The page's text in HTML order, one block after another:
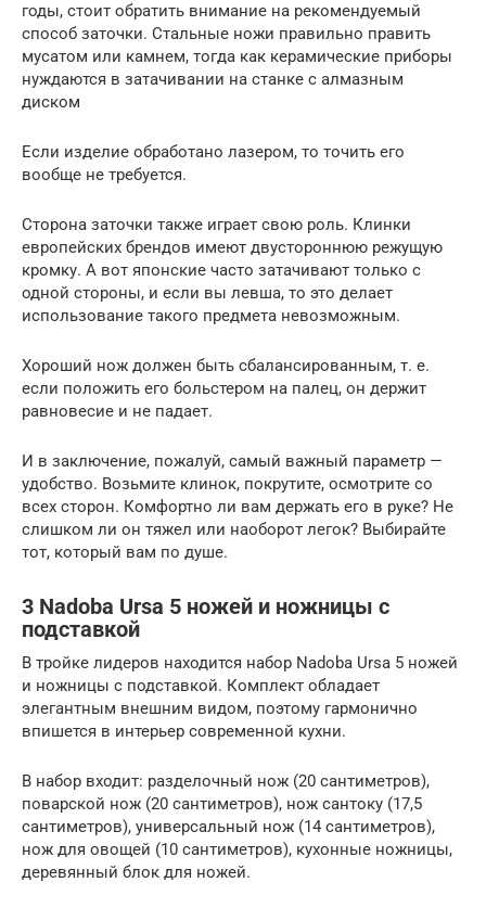
годы, стоит обратить внимание на рекомендуемый
способ заточки. Стальные ножи правильно править
мусатом или камнем, тогда как керамические приборы
нуждаются в затачивании на станке с алмазным
диском
Если изделие обработано лазером, то точить его
вообще не требуется.
Сторона заточки также играет свою роль. Клинки
европейских брендов имеют двустороннюю режущую
кромку. А вот японские часто затачивают только с
одной стороны, и если вы левша, то это делает
использование такого предмета невозможным.
Хороший нож должен быть сбалансированным, т. е.
если положить его больстером на палец, он держит
равновесие и не падает.
И в заключение, пожалуй, самый важный параметр —
удобство. Возьмите клинок, покрутите, осмотрите со
всех сторон. Комфортно ли вам держать его в руке? Не
слишком ли он тяжел или наоборот легок? Выбирайте
тот, который вам по душе.
3 Nadoba Ursa 5 ножей и ножницы с
подставкой
В тройке лидеров находится набор Nadoba Ursa 5 ножей
и ножницы с подставкой. Комплект обладает
элегантным внешним видом, поэтому гармонично
впишется в интерьер современной кухни.
В набор входит: разделочный нож (20 сантиметров),
поварской нож (20 сантиметров), нож сантоку (17,5
сантиметров), универсальный нож (14 сантиметров),
нож для овощей (10 сантиметров), кухонные ножницы,
деревянный блок для ножей.